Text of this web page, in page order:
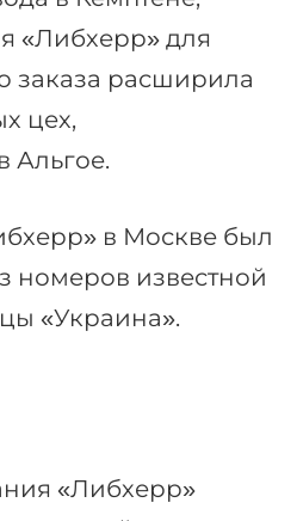
«Либхерр» для
заказа расширила
цех,
Альгое.
в Москве был
номеров известной
«Украина».
«Либхерр»